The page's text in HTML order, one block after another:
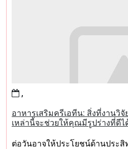
,
อาหารเสริมครีเอทีน: สิ่งที่งานวิจั
เหล่านี้จะช่วยให้คุณมีรูปร่างที่ดีไ
ต่อวันอาจให้ประโยชน์ด้านประสิ